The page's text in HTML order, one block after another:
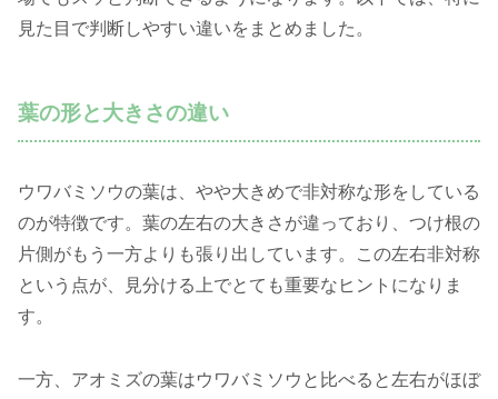
見た目で判断しやすい違いをまとめました。
葉の形と大きさの違い
ウワバミソウの葉は、やや大きめで非対称な形をしている
のが特徴です。葉の左右の大きさが違っており、つけ根の
片側がもう一方よりも張り出しています。この左右非対称
という点が、見分ける上でとても重要なヒントになりま
す。
一方、アオミズの葉はウワバミソウと比べると左右がほぼ